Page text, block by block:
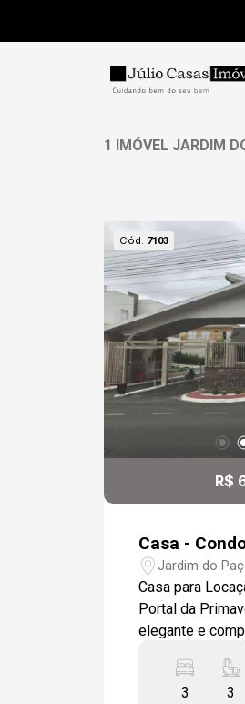
1 IMÓVEL JARDIM
Cód. 7103
R$
Casa -
Jardim do
Casa para
Portal da Primavera Uma
elegante e
em um dos
desejados da
3 3